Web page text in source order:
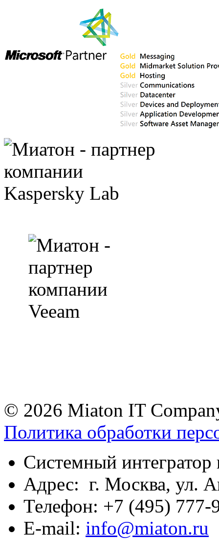
© 2026 Miaton IT
Политика обработки
Системный
Адрес: г. Москва, ул.
Телефон: +7 (495)
E-mail: info@miaton.ru